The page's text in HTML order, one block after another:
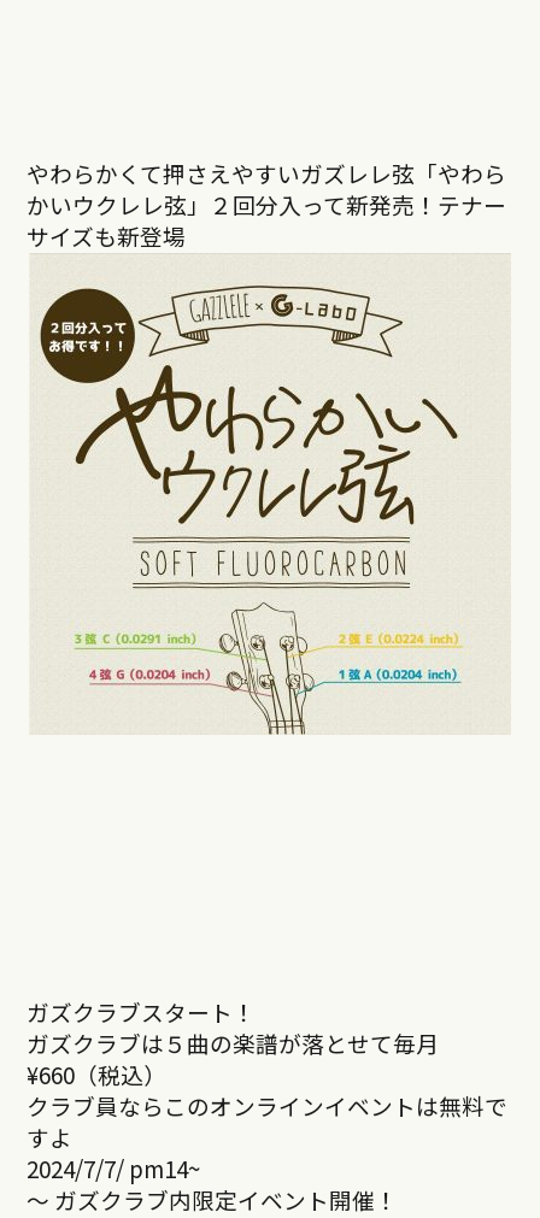
やわらかくて押さえやすいガズレレ弦「やわら
かいウクレレ弦」２回分入って新発売！テナー
サイズも新登場
ガズクラブスタート！
ガズクラブは５曲の楽譜が落とせて毎月
¥660（税込）
クラブ員ならこのオンラインイベントは無料で
すよ
2024/7/7/ pm14~
～ ガズクラブ内限定イベント開催！